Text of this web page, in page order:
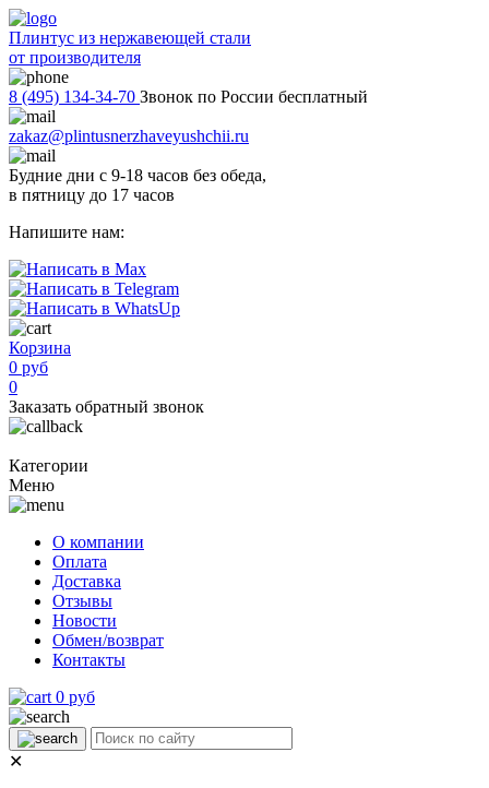
Плинтус из нержавеющей стали
от производителя
8 (495) 134-34-70 Звонок по России бесплатный
zakaz@plintusnerzhaveyushchii.ru
Будние дни с 9-18 часов без обеда,
в пятницу до 17 часов
Напишите нам:
Корзина
0 руб
0
Заказать обратный звонок
Категории
Меню
О компании
Оплата
Доставка
Отзывы
Новости
Обмен/возврат
Контакты
0 руб
✕